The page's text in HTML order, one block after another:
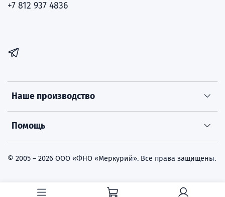
Наше производство
Помощь
+7 812 937 4836
© 2005 – 2026 ООО «ФНО «Меркурий». Все права защищены.